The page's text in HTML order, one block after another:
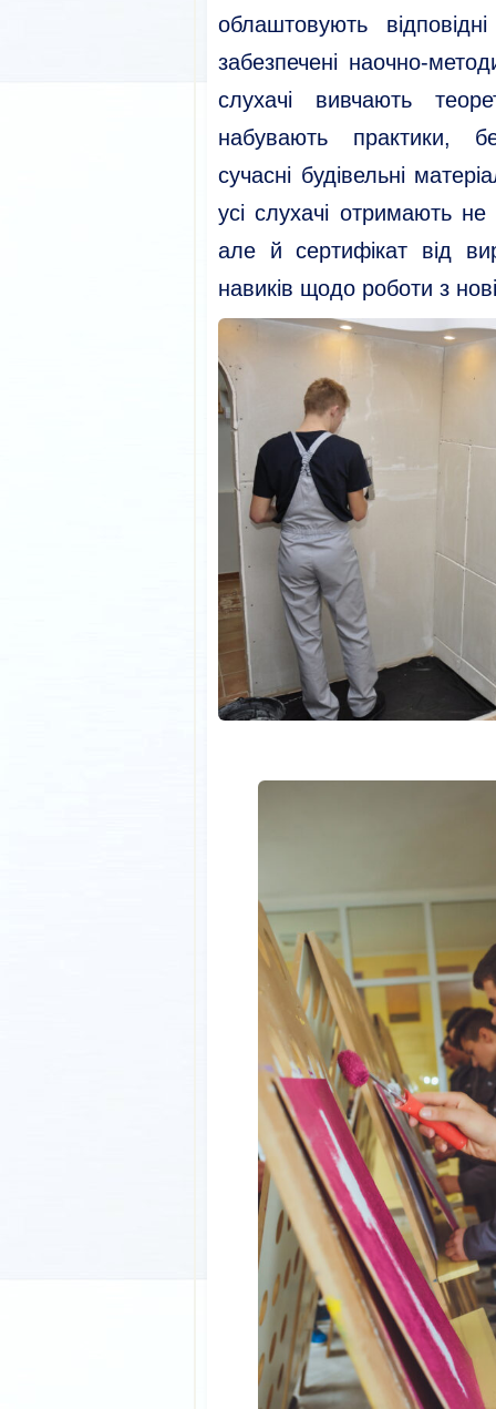
облаштовують
забезпечені наочно-
слухачі вивчають
набувають практики,
сучасні будівельні
усі слухачі отримають
але й сертифікат від
навиків щодо роботи з